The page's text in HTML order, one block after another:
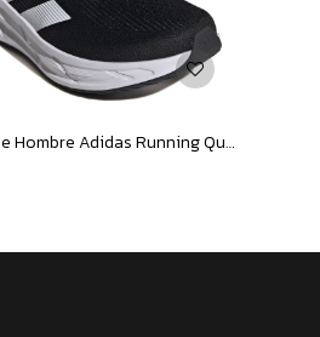
Championes de Hombre Adidas Running Questar 3 - Negro - Blanco